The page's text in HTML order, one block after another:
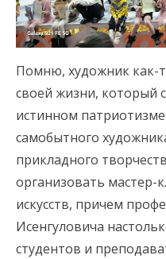
Помню, художник как-
своей жизни, который
истинном
самобытного
прикладного
организовать мастер-
искусств, причем
Исенгуловича
студентов и